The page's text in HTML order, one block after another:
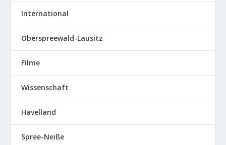
International
Oberspreewald-Lausitz
Filme
Wissenschaft
Havelland
Spree-Neiße